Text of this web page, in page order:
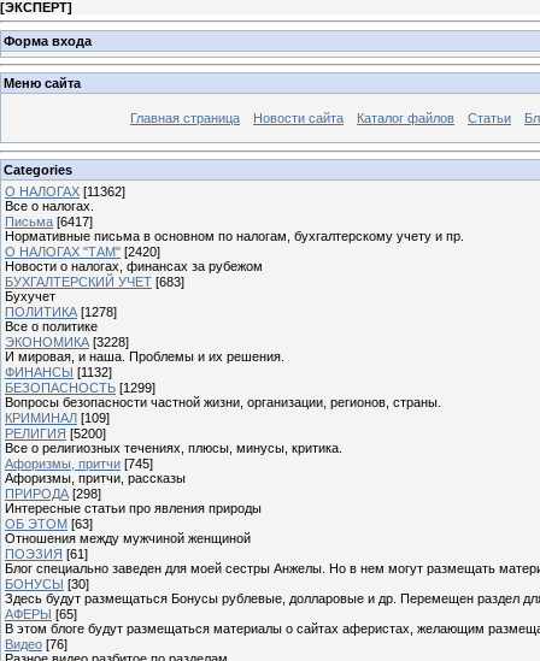
[ЭКСПЕРТ]
Форма входа
Меню сайта
Главная страница Новости сайта Каталог файлов Статьи
Categories
О НАЛОГАХ [11362]
Все о налогах.
Письма [6417]
Нормативные письма в основном по налогам, бухгалтерскому учету и пр.
О НАЛОГАХ "ТАМ" [2420]
Новости о налогах, финансах за рубежом
БУХГАЛТЕРСКИЙ УЧЕТ [683]
Бухучет
ПОЛИТИКА [1278]
Все о политике
ЭКОНОМИКА [3228]
И мировая, и наша. Проблемы и их решения.
ФИНАНСЫ [1132]
БЕЗОПАСНОСТЬ [1299]
Вопросы безопасности частной жизни, организации, регионов, страны.
КРИМИНАЛ [109]
РЕЛИГИЯ [5200]
Все о религиозных течениях, плюсы, минусы, критика.
Афоризмы, притчи [745]
Афоризмы, притчи, рассказы
ПРИРОДА [298]
Интересные статьи про явления природы
ОБ ЭТОМ [63]
Отношения между мужчиной женщиной
ПОЭЗИЯ [61]
Блог специально заведен для моей сестры Анжелы. Но в нем могут размещать
БОНУСЫ [30]
Здесь будут размещаться Бонусы рублевые, долларовые и др. Перемещен раздел
АФЕРЫ [65]
В этом блоге будут размещаться материалы о сайтах аферистах, желающим
Видео [76]